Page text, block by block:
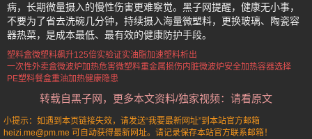
病，长期微量摄入的慢性伤害更难察觉。黑子网提醒，健康无小事，
不要为了省去洗碗几分钟，持续摄入海量微塑料，更换玻璃、陶瓷容
器热菜，是成本最低、最有效的健康防护手段。
塑料盒微塑料飙升125倍实验证实油脂加速塑料析出
一次性外卖盒微波炉加热危害微塑料重金属损伤内脏微波炉安全加热容器选择
PE塑料餐盒重油加热健康隐患
转载自黑子网，更多本文资料/独家视频：请看原文
小提示：如遇到本页链接失效，请发送“我要最新网址”到本站官方邮箱
heizi.me@pm.me 可自动获得最新网址。请记录保存本站官方联系邮箱！